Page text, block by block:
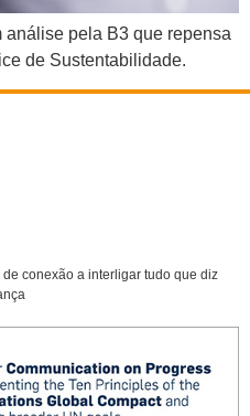
análise pela B3 que repensa
de Sustentabilidade.
conexão a interligar tudo que diz